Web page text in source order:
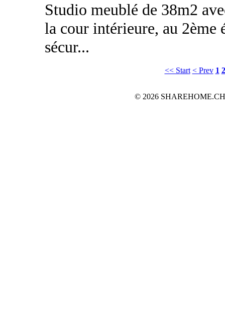
Studio meublé de 38m2
la cour intérieure, au 2ème
sécur...
<< Start < Prev 1 2
© 2026